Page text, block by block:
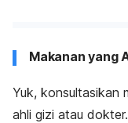
Makanan yang
Yuk, konsultasikan
ahli gizi atau